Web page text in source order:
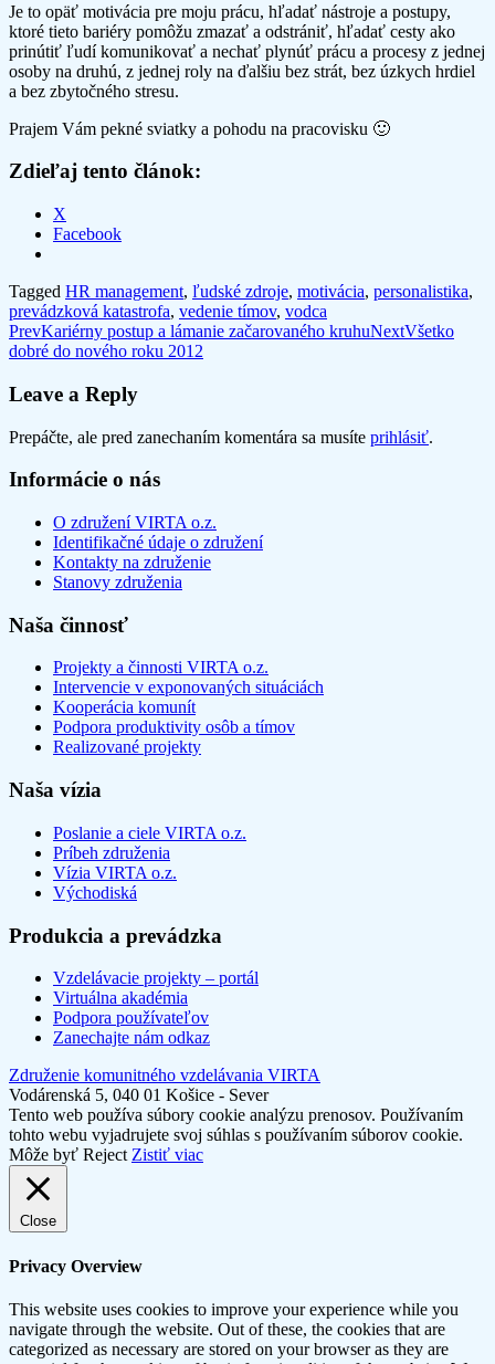
Je to opäť motivácia pre moju prácu, hľadať nástroje a postupy,
ktoré tieto bariéry pomôžu zmazať a odstrániť, hľadať cesty ako
prinútiť ľudí komunikovať a nechať plynúť prácu a procesy z jednej
osoby na druhú, z jednej roly na ďalšiu bez strát, bez úzkych hrdiel
a bez zbytočného stresu.
Prajem Vám pekné sviatky a pohodu na pracovisku 🙂
Zdieľaj tento článok:
X
Facebook
Tagged HR management, ľudské zdroje, motivácia, personalistika,
prevádzková katastrofa, vedenie tímov, vodca
Post
navigation
PrevKariérny postup a lámanie začarovaného kruhuNextVšetko
dobré do nového roku 2012
Leave a Reply
Prepáčte, ale pred zanechaním komentára sa musíte prihlásiť.
Informácie o nás
O združení VIRTA o.z.
Identifikačné údaje o združení
Kontakty na združenie
Stanovy združenia
Naša činnosť
Projekty a činnosti VIRTA o.z.
Intervencie v exponovaných situáciách
Kooperácia komunít
Podpora produktivity osôb a tímov
Realizované projekty
Naša vízia
Poslanie a ciele VIRTA o.z.
Príbeh združenia
Vízia VIRTA o.z.
Východiská
Produkcia a prevádzka
Vzdelávacie projekty – portál
Virtuálna akadémia
Podpora používateľov
Zanechajte nám odkaz
Združenie komunitného vzdelávania VIRTA
Vodárenská 5, 040 01 Košice - Sever
Tento web používa súbory cookie analýzu prenosov. Používaním
tohto webu vyjadrujete svoj súhlas s používaním súborov cookie.
Môže byť Reject Zistiť viac
Close
Privacy Overview
This website uses cookies to improve your experience while you
navigate through the website. Out of these, the cookies that are
categorized as necessary are stored on your browser as they are